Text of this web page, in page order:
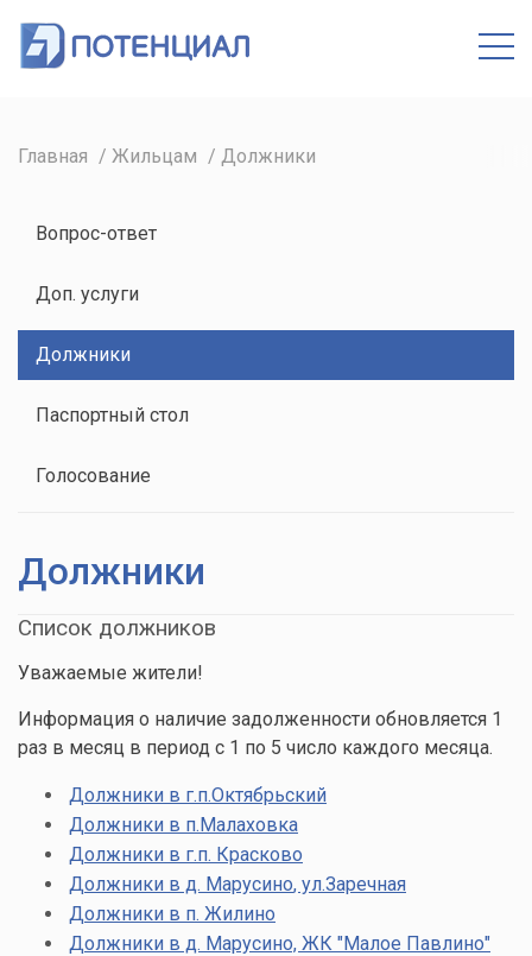
Главная Жильцам Должники
Вопрос-ответ
Доп. услуги
Должники
Паспортный стол
Голосование
Должники
Список должников
Уважаемые жители!
Информация о наличие задолженности обновляется 1
раз в месяц в период с 1 по 5 число каждого месяца.
Должники в г.п.Октябрьский
Должники в п.Малаховка
Должники в г.п. Красково
Должники в д. Марусино, ул.Заречная
Должники в п. Жилино
Должники в д. Марусино, ЖК "Малое Павлино"